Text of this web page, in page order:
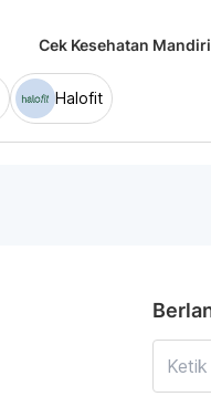
Cek Kesehatan Mandiri
Halofit